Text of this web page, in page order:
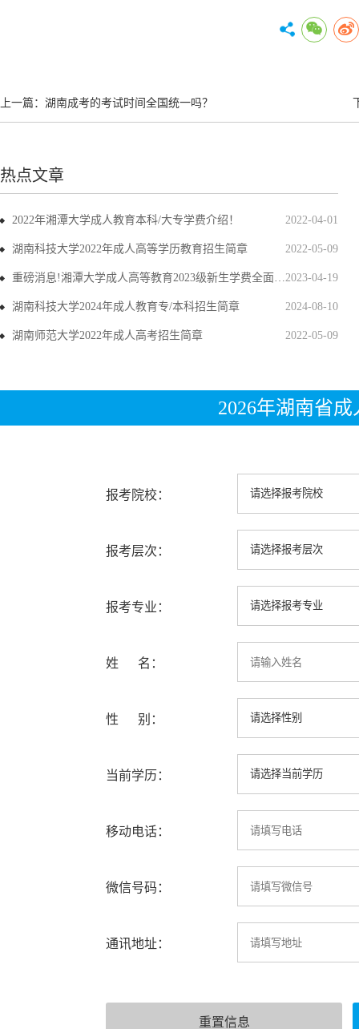
上一篇： 湖南成考的考试时间全国统一吗？
热点文章
2022-04-01
2022年湘潭大学成人教育本科/大专学费介绍！
2022-05-09
湖南科技大学2022年成人高等学历教育招生简章
2023-04-19
重磅消息!湘潭大学成人高等教育2023级新生学费全面上调
2024-08-10
湖南科技大学2024年成人教育专/本科招生简章
2022-05-09
湖南师范大学2022年成人高考招生简章
2026年湖南省
报考院校：
报考层次：
报考专业：
姓 名：
性 别：
当前学历：
移动电话：
微信号码：
通讯地址：